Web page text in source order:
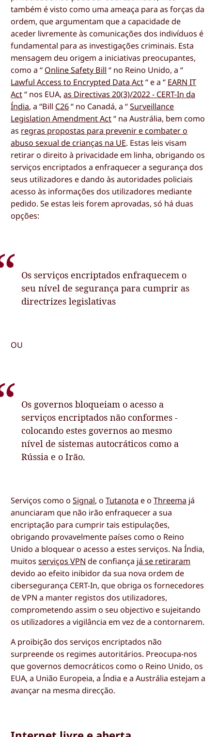
também é visto como uma ameaça para as forças da
ordem, que argumentam que a capacidade de
aceder livremente às comunicações dos indivíduos é
fundamental para as investigações criminais. Esta
mensagem deu origem a iniciativas preocupantes,
como a “ Online Safety Bill “ no Reino Unido, a “
Lawful Access to Encrypted Data Act“ e a “ EARN IT
Act“ nos EUA,as Directivas 20(3)/2022 - CERT-In da
Índia, a “Bill C26“ no Canadá, a “Surveillance
Legislation Amendment Act“ na Austrália, bem como
as regras propostas para prevenir e combater o
abuso sexual de crianças na UE. Estas leis visam
retirar o direito à privacidade em linha, obrigando os
serviços encriptados a enfraquecer a segurança dos
seus utilizadores e dando às autoridades policiais
acesso às informações dos utilizadores mediante
pedido. Se estas leis forem aprovadas, só há duas
opções:
Os serviços encriptados enfraquecem o
seu nível de segurança para cumprir as
directrizes legislativas
OU
Os governos bloqueiam o acesso a
serviços encriptados não conformes -
colocando estes governos ao mesmo
nível de sistemas autocráticos como a
Rússia e o Irão.
Serviços como oSignal, oTutanota e oThreema já
anunciaram que não irão enfraquecer a sua
encriptação para cumprir tais estipulações,
obrigando provavelmente países como o Reino
Unido a bloquear o acesso a estes serviços. Na Índia,
muitosserviços VPN de confiança já se retiraram
devido ao efeito inibidor da sua nova ordem de
cibersegurança CERT-In, que obriga os fornecedores
de VPN a manter registos dos utilizadores,
comprometendo assim o seu objectivo e sujeitando
os utilizadores a vigilância em vez de a contornarem.
A proibição dos serviços encriptados não
surpreende os regimes autoritários. Preocupa-nos
que governos democráticos como o Reino Unido, os
EUA, a União Europeia, a Índia e a Austrália estejam a
avançar na mesma direcção.